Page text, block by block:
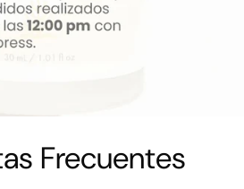
Frecuentes